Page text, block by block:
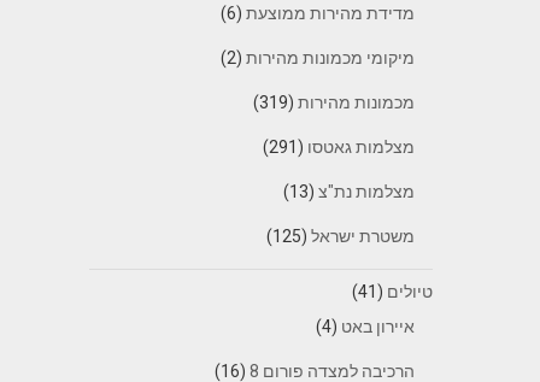
מדידת מהירות ממוצעת(6)
מיקומי מכמונות מהירות(2)
מכמונות מהירות(319)
מצלמות גאטסו(291)
מצלמות נת"צ(13)
משטרת ישראל(125)
טיולים(41)
איירון באט(4)
הרכיבה למצדה פורום 8 (16)